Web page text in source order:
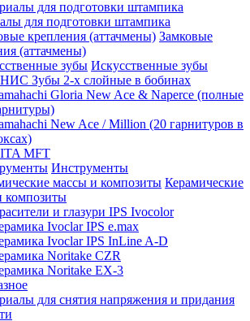
для подготовки штампика
Замковые
(аттачмены)
Искусственные зубы
Зубы 2-х слойные в бобинах
Gloria New Ace & Naperce (полные
New Ace / Million (20 гарнитуров в
MFT
Инструменты
Керамические
композиты
и глазури IPS Ivocolor
Ivoclar IPS e.max
Ivoclar IPS InLine A-D
Noritake CZR
Noritake EX-3